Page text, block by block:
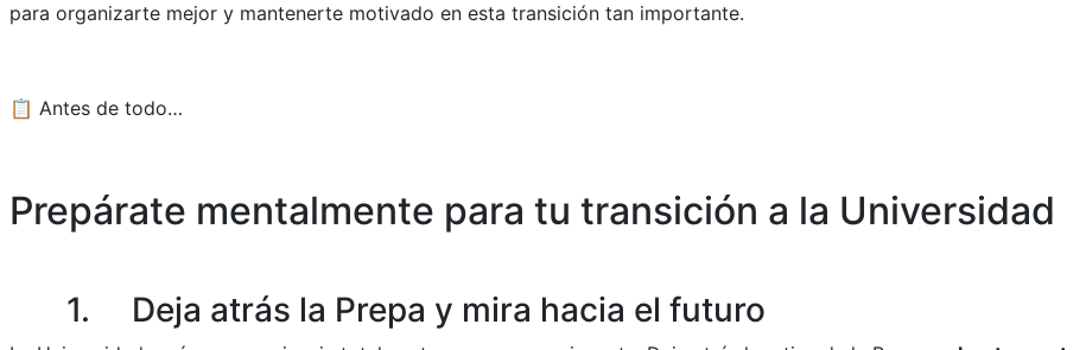
para organizarte mejor y mantenerte motivado en esta transición tan importante.
📋 Antes de todo…
Prepárate mentalmente para tu transición a la Universidad
1. Deja atrás la Prepa y mira hacia el futuro